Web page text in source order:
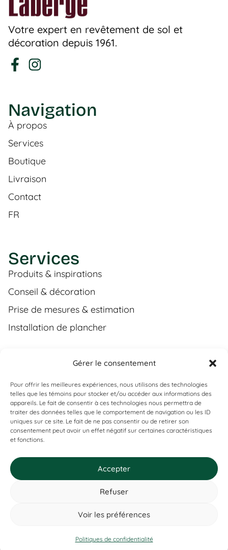
Gérer le consentement
Pour offrir les meilleures expériences, nous utilisons des technologies
telles que les témoins pour stocker et/ou accéder aux informations des
appareils. Le fait de consentir à ces technologies nous permettra de
traiter des données telles que le comportement de navigation ou les ID
uniques sur ce site. Le fait de ne pas consentir ou de retirer son
consentement peut avoir un effet négatif sur certaines caractéristiques
et fonctions.
Accepter
Refuser
Voir les préférences
Politiques de confidentialité
Votre expert en revêtement de sol et
décoration depuis 1961.
Navigation
À propos
Services
Boutique
Livraison
Contact
FR
Services
Produits & inspirations
Conseil & décoration
Prise de mesures & estimation
Installation de plancher
Contact
(450) 373-0548
tgl@tapisguylaberge.com
3275 Bd Monseigneur-Langlois, Salaberry-de-
Valleyfield, QC J6S 4Y2
Vous ne trouvez pas ce que vous
le prouvera !